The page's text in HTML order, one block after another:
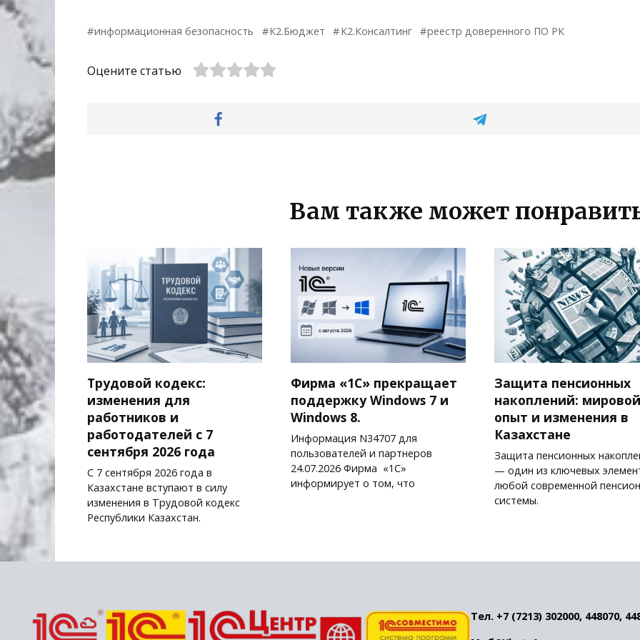
информационная безопасность К2.Бюджет К2.Консалтинг реестр доверенного ПО РК
Оцените статью
Вам также может
Трудовой кодекс:
изменения для
работников и
работодателей с 7
сентября 2026 года
С 7 сентября 2026 года в
Казахстане вступают в силу
изменения в Трудовой кодекс
Республики Казахстан.
Фирма «1С» прекращает
поддержку Windows 7 и
Windows 8.
Информация N34707 для
пользователей и партнеров
24.07.2026 Фирма «1С»
информирует о том, что
Защита пенсионных
накоплений: мировой
опыт и изменения в
Казахстане
Защита пенсионных
— один из ключевых
любой современной
системы.
Тел. +7 (7213) 302000, 448070,